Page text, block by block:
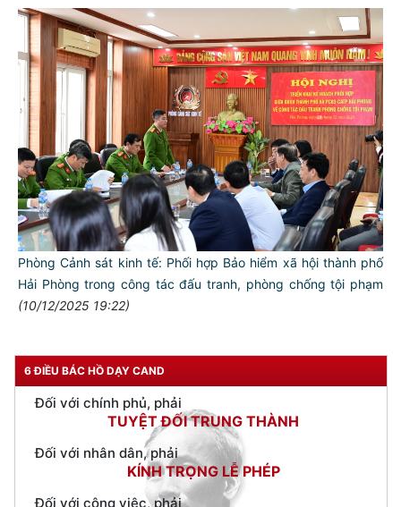
Phòng Cảnh sát kinh tế: Phối hợp Bảo hiểm xã hội thành phố
Hải Phòng trong công tác đấu tranh, phòng chống tội phạm
(10/12/2025 19:22)
6 ĐIỀU BÁC HỒ DẠY CAND
TƯ CÁCH
NGƯỜI CÔNG AN CÁCH MỆNH LÀ:
Đối với tự mình, phải
CẦN, KIỆM, LIÊM, CHÍNH
Đối với đồng sự, phải
TUYỆT ĐỐI TRUNG THÀNH
Đối với nhân dân, phải
KÍNH TRỌNG LỄ PHÉP
Đối với công việc, phải
TẬN TỤY
Đối với địch, phải